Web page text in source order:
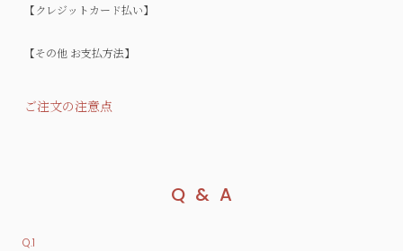
【クレジットカード払い】
【その他 お支払方法】
ご注文の注意点
Q & A
Q.